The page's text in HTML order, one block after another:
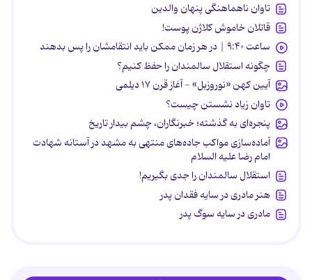
تاوان ناهماهنگی پنهان والدین
قاتلان خاموش کلاژن پوست!
ساعت ۹:۴۰ | در هر زمان ممکن باید انتقامشان را پس بدهند
چگونه استقلال سالمندان را حفظ کنیم؟
آیین کهن «نوروزبل» - آغاز قرن ۱۷ دیلمی
تاوان زیاد نشستن چیست؟
پنجره‌ای به گذشته؛ خبرنگاران، چشم بیدار تاریخ
آماده‌سازی مواکب جاده‌های منتهی به مشهد در آستانه شهادت
امام رضا علیه السلام
استقلال سالمندان را جدی بگیریم!
هنر مادری در سایه‌ فقدان پدر
مادری در سایه سوگ پدر